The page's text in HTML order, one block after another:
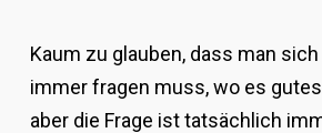
Kaum zu glauben, dass man
immer fragen muss, wo es
aber die Frage ist tatsächlich